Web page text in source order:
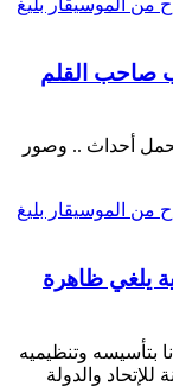
صاحب القلم
أحداث .. وصور
يلغي ظاهرة
بتأسيسه وتنظيميه
والدولة